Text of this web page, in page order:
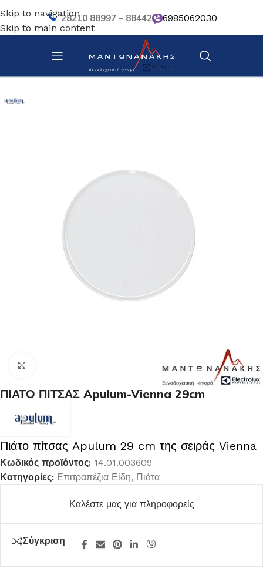
Skip to navigation
Skip to main content
28210 88997 – 88442 6985062030
Αρχική σελίδα/ Επιτραπέζια Είδη/ Πιάτα
ΠΙΑΤΟ ΠΙΤΣΑΣ Apulum-Vienna 29cm
Πιάτο πίτσας Apulum 29 cm της σειράς Vienna
Κωδικός προϊόντος: 14.01.003609
Κατηγορίες: Επιτραπέζια Είδη, Πιάτα
Καλέστε μας για πληροφορείς
Σύγκριση